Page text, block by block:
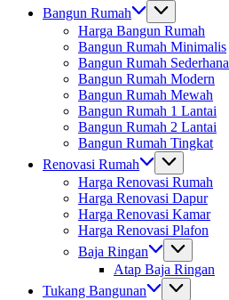
Bangun Rumah
Harga Bangun Rumah
Bangun Rumah Minimalis
Bangun Rumah Sederhana
Bangun Rumah Modern
Bangun Rumah Mewah
Bangun Rumah 1 Lantai
Bangun Rumah 2 Lantai
Bangun Rumah Tingkat
Renovasi Rumah
Harga Renovasi Rumah
Harga Renovasi Dapur
Harga Renovasi Kamar
Harga Renovasi Plafon
Baja Ringan
Atap Baja Ringan
Tukang Bangunan